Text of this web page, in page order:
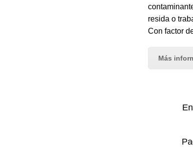
resida o
Con factor
Más